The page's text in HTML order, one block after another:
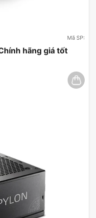
Mã SP:
hãng giá tốt